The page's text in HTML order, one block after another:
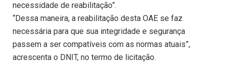
necessidade de reabilitação”.
“Dessa maneira, a reabilitação desta OAE se faz
necessária para que sua integridade e segurança
passem a ser compatíveis com as normas atuais”,
acrescenta o DNIT, no termo de licitação.